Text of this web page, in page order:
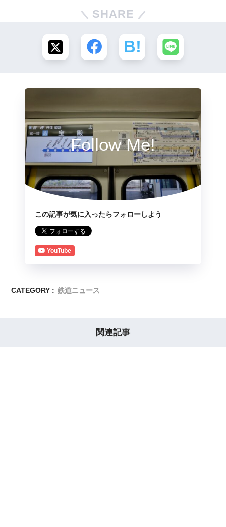
SHARE
Follow Me!
この記事が気に入ったらフォローしよう
YouTube
CATEGORY : 鉄道ニュース
関連記事